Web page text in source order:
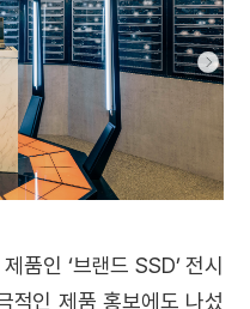
품인 ‘브랜드 SSD’ 전시
적인 제품 홍보에도 나섰